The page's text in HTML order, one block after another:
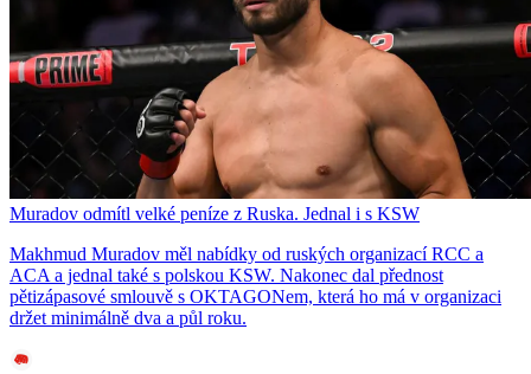
Muradov odmítl velké peníze z Ruska. Jednal i s KSW
Makhmud Muradov měl nabídky od ruských organizací RCC a
ACA a jednal také s polskou KSW. Nakonec dal přednost
pětizápasové smlouvě s OKTAGONem, která ho má v organizaci
držet minimálně dva a půl roku.